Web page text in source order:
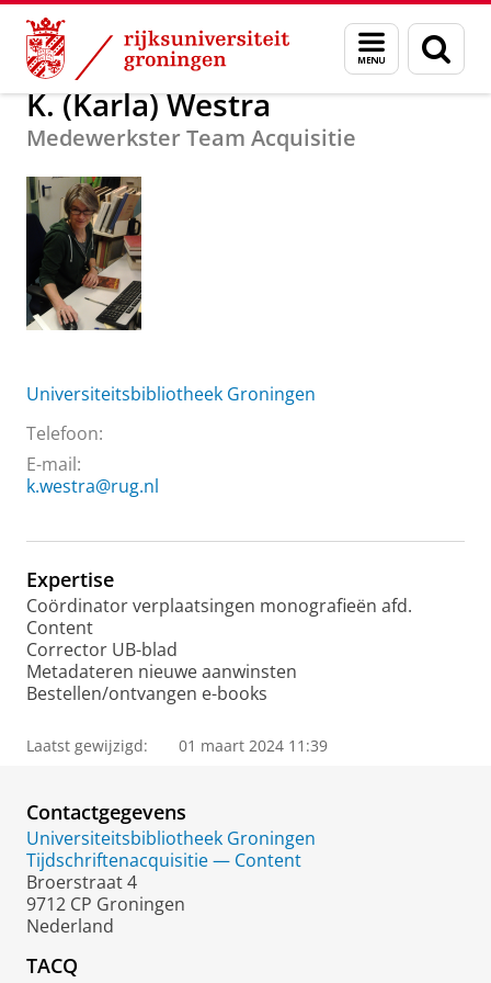
Skip
Content
Skip
Navigation
Menu
en
zoeken
Over ons K. (Karla) Westra
K. (Karla) Westra
Medewerkster Team Acquisitie
Universiteitsbibliotheek Groningen
Telefoon:
E-mail:
k.westra@rug.nl
Expertise
Coördinator verplaatsingen monografieën afd.
Content
Corrector UB-blad
Metadateren nieuwe aanwinsten
Bestellen/ontvangen e-books
Laatst gewijzigd: 01 maart 2024 11:39
Contactgegevens
Universiteitsbibliotheek Groningen
Tijdschriftenacquisitie — Content
Broerstraat 4
9712 CP Groningen
Nederland
TACQ